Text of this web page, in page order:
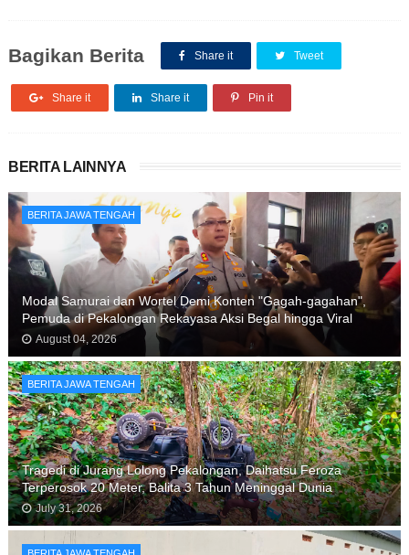
Bagikan Berita Share it Tweet
Share it Share it Pin it
BERITA LAINNYA
BERITA JAWA TENGAH
Modal Samurai dan Wortel Demi Konten "Gagah-gagahan",
Pemuda di Pekalongan Rekayasa Aksi Begal hingga Viral
August 04, 2026
BERITA JAWA TENGAH
Tragedi di Jurang Lolong Pekalongan, Daihatsu Feroza
Terperosok 20 Meter, Balita 3 Tahun Meninggal Dunia
July 31, 2026